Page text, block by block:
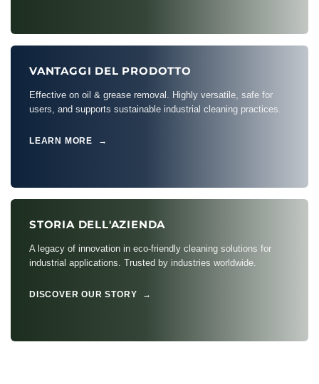
VANTAGGI DEL PRODOTTO
Effective on oil & grease removal. Highly versatile, safe for
users, and supports sustainable industrial cleaning practices.
LEARN MORE →
STORIA DELL'AZIENDA
A legacy of innovation in eco-friendly cleaning solutions for
industrial applications. Trusted by industries worldwide.
DISCOVER OUR STORY →